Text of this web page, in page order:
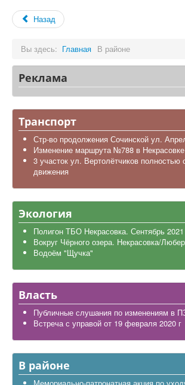
Назад
Вы здесь: Главная В районе
Реклама
Транспорт
Стр-во продолжения Сочинской ул.
Изменение маршрута №788 в Некрасовке
3 участок ул. Вертолётчиков полностью
движения
Экология
Полигон ТБО Некрасовка. Сентябрь 2021
Вокруг Чёрного озера. Некрасовка/
Водоём "Щучка"
Власть
Публичные слушания по изменениям в
Встреча с управой от 19 февраля 2020 г
В районе